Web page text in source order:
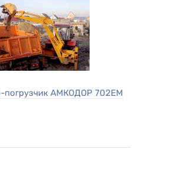
погрузчик АМКОДОР 702ЕМ